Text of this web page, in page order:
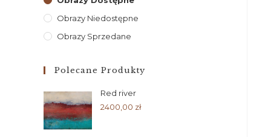
Obrazy Niedostępne
Obrazy Sprzedane
Polecane Produkty
Red river
2400,00 zł